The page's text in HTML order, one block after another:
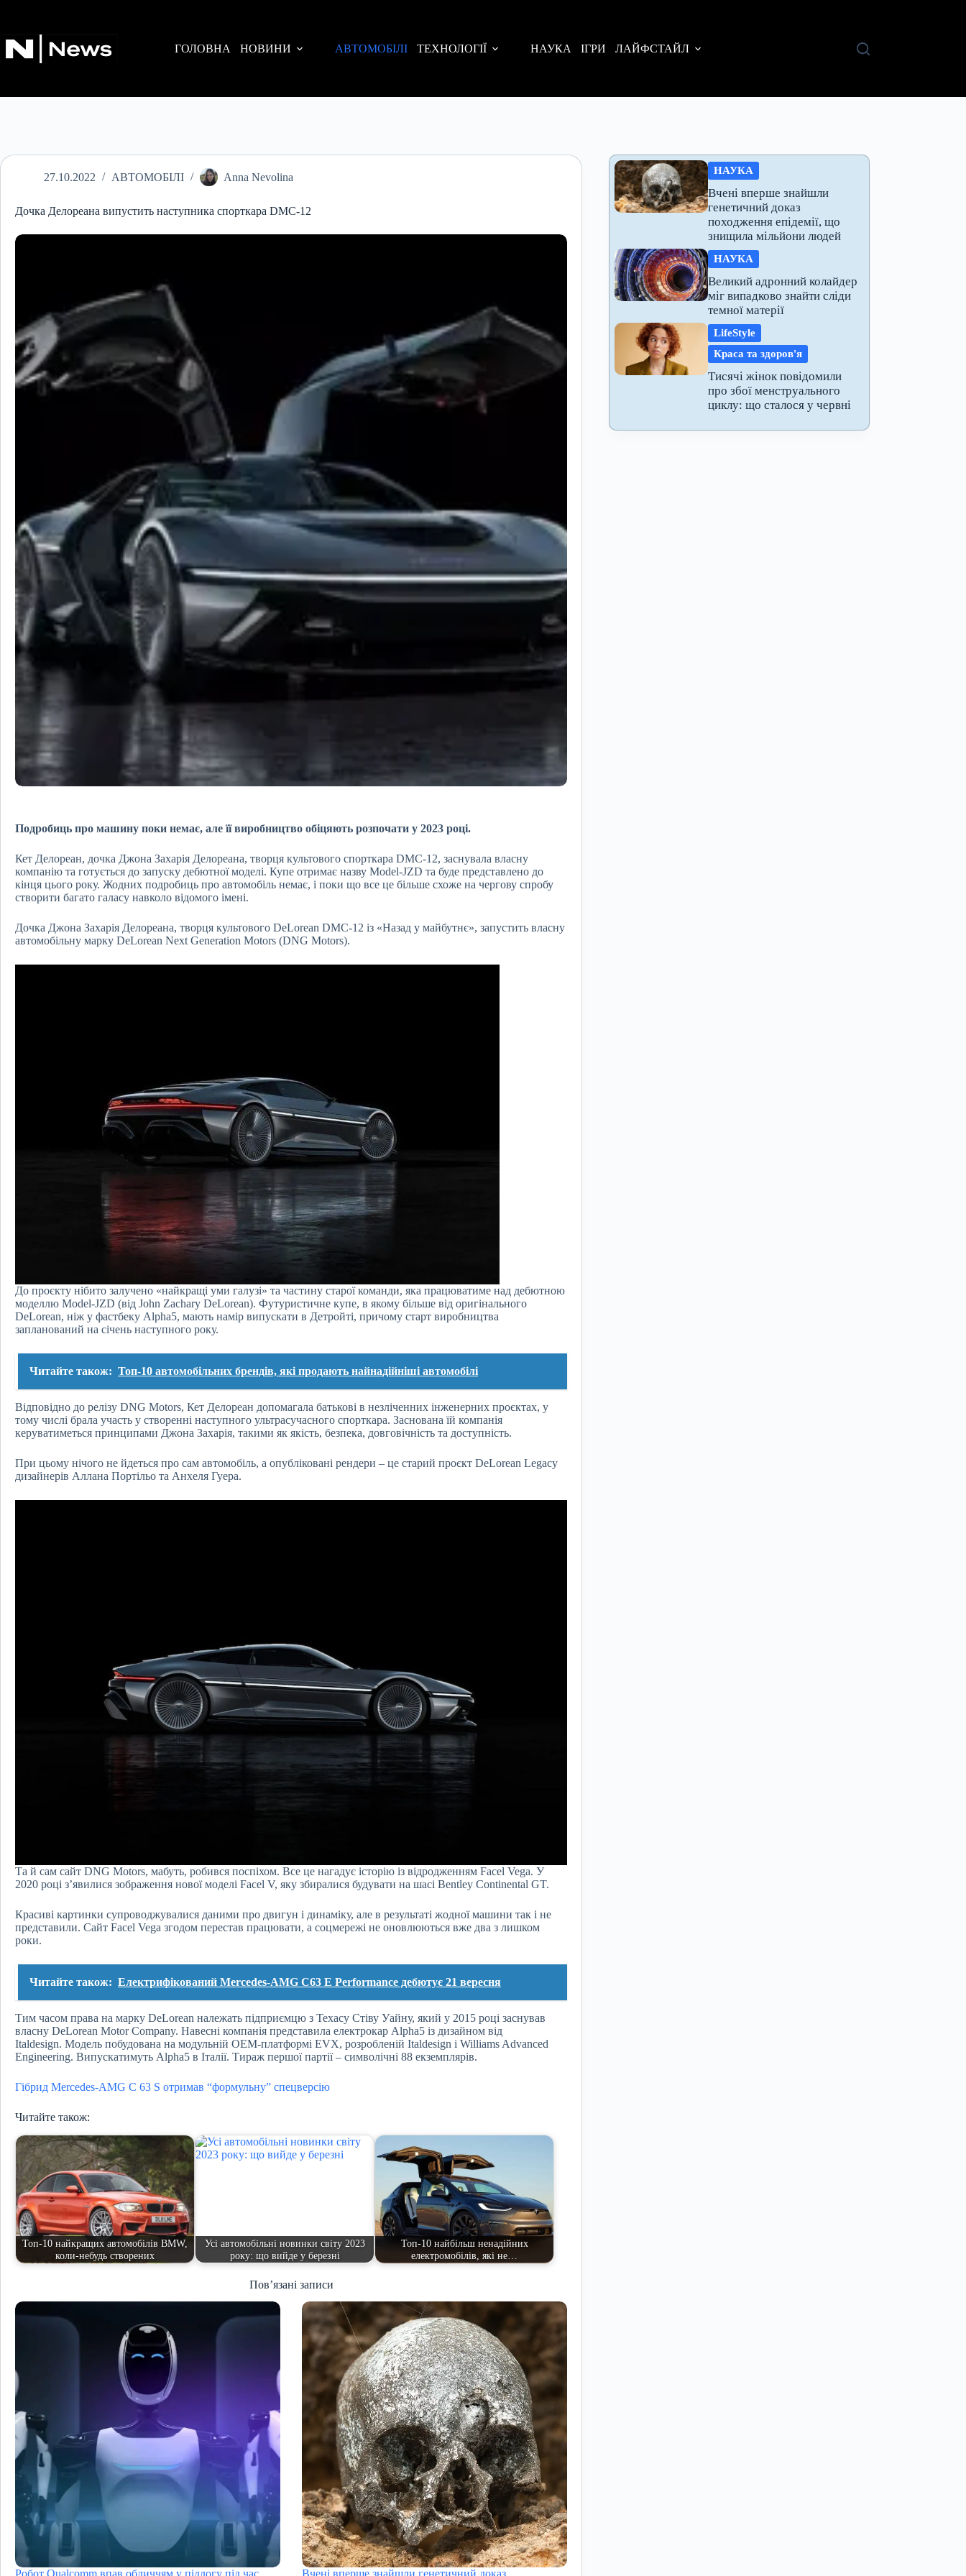
ГОЛОВНА
НОВИНИ АВТОМОБІЛІ ТЕХНОЛОГІЇ НАУКА ІГРИ ЛАЙФСТАЙЛ
27.10.2022 АВТОМОБІЛІ Anna Nevolina
Дочка Делореана випустить наступника спорткара DMC-12
Подробиць про машину поки немає, але її виробництво обіцяють розпочати у 2023 році.
Кет Делореан, дочка Джона Захарія Делореана, творця культового спорткара DMC-12, заснувала власну
компанію та готується до запуску дебютної моделі. Купе отримає назву Model-JZD та буде представлено до
кінця цього року. Жодних подробиць про автомобіль немає, і поки що все це більше схоже на чергову спробу
створити багато галасу навколо відомого імені.
Дочка Джона Захарія Делореана, творця культового DeLorean DMC-12 із «Назад у майбутнє», запустить власну
автомобільну марку DeLorean Next Generation Motors (DNG Motors).
До проєкту нібито залучено «найкращі уми галузі» та частину старої команди, яка працюватиме над дебютною
моделлю Model-JZD (від John Zachary DeLorean). Футуристичне купе, в якому більше від оригінального
DeLorean, ніж у фастбеку Alpha5, мають намір випускати в Детройті, причому старт виробництва
запланований на січень наступного року.
Читайте також: Топ-10 автомобільних брендів, які продають найнадійніші автомобілі
Відповідно до релізу DNG Motors, Кет Делореан допомагала батькові в незліченних інженерних проєктах, у
тому числі брала участь у створенні наступного ультрасучасного спорткара. Заснована їй компанія
керуватиметься принципами Джона Захарія, такими як якість, безпека, довговічність та доступність.
При цьому нічого не йдеться про сам автомобіль, а опубліковані рендери – це старий проєкт DeLorean Legacy
дизайнерів Аллана Портільо та Анхеля Гуера.
Та й сам сайт DNG Motors, мабуть, робився поспіхом. Все це нагадує історію із відродженням Facel Vega. У
2020 році з’явилися зображення нової моделі Facel V, яку збиралися будувати на шасі Bentley Continental GT.
Красиві картинки супроводжувалися даними про двигун і динаміку, але в результаті жодної машини так і не
представили. Сайт Facel Vega згодом перестав працювати, а соцмережі не оновлюються вже два з лишком
роки.
Читайте також: Електрифікований Mercedes-AMG C63 E Performance дебютує 21 вересня
Тим часом права на марку DeLorean належать підприємцю з Техасу Стіву Уайну, який у 2015 році заснував
власну DeLorean Motor Company. Навесні компанія представила електрокар Alpha5 із дизайном від
Italdesign. Модель побудована на модульній OEM-платформі EVX, розробленій Italdesign і Williams Advanced
Engineering. Випускатимуть Alpha5 в Італії. Тираж першої партії – символічні 88 екземплярів.
Гібрид Mercedes-AMG C 63 S отримав “формульну” спецверсію
Читайте також:
Топ-10 найкращих автомобілів BMW,
коли-небудь створених
Усі автомобільні новинки світу 2023
року: що вийде у березні
Топ-10 найбільш ненадійних
електромобілів, які не…
Пов’язані записи
Робот Qualcomm впав обличчям у підлогу під час Вчені вперше знайшли генетичний доказ
НАУКА
Вчені вперше знайшли
генетичний доказ
походження епідемії, що
знищила мільйони людей
НАУКА
Великий адронний колайдер
міг випадково знайти сліди
темної матерії
LifeStyle
Краса та здоров'я
Тисячі жінок повідомили
про збої менструального
циклу: що сталося у червні